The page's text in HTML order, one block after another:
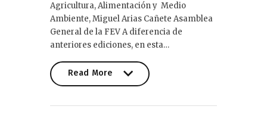
Agricultura, Alimentación y Medio
Ambiente, Miguel Arias Cañete Asamblea
General de la FEV A diferencia de
anteriores ediciones, en esta…
Read More